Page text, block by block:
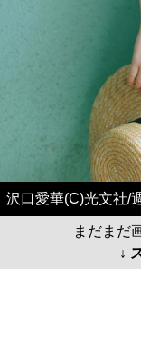
沢口愛華(C)光文社/
まだまだ
↓